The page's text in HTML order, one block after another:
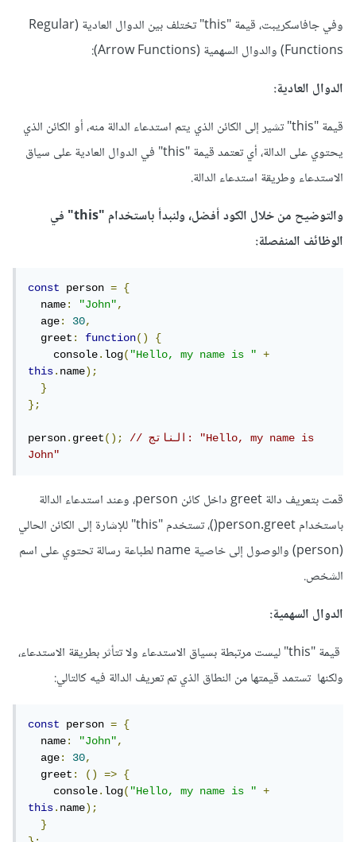
وفي جافاسكريبت، قيمة "this" تختلف بين الدوال العادية (Regular
Functions) والدوال السهمية (Arrow Functions):
الدوال العادية:
قيمة "this" تشير إلى الكائن الذي يتم استدعاء الدالة منه، أو الكائن الذي
يحتوي على الدالة، أي تعتمد قيمة "this" في الدوال العادية على سياق
الاستدعاء وطريقة استدعاء الدالة.
والتوضيح من خلال الكود أفضل، ولنبدأ باستخدام "this" في
الوظائف المنفصلة:
const person =
{
  name
: "John",
  age
: 30,
  greet
: function()
{
    console
.log("Hello, my name is "
+
this.name);
}
};
person.greet();
// الناتج: "Hello, my name is
John"
قمت بتعريف دالة greet داخل كائن person، وعند استدعاء الدالة
باستخدام person.greet()، تستخدم "this" للإشارة إلى الكائن الحالي
(person) والوصول إلى خاصية name لطباعة رسالة تحتوي على اسم
الشخص.
الدوال السهمية:
قيمة "this" ليست مرتبطة بسياق الاستدعاء ولا تتأثر بطريقة الاستدعاء،
ولكنها تستمد قيمتها من النطاق الذي تم تعريف الدالة فيه كالتالي:
const person =
{
  name
: "John",
  age
: 30,
  greet
: () =>
{
    console
.log("Hello, my name is "
+
this.name);
}